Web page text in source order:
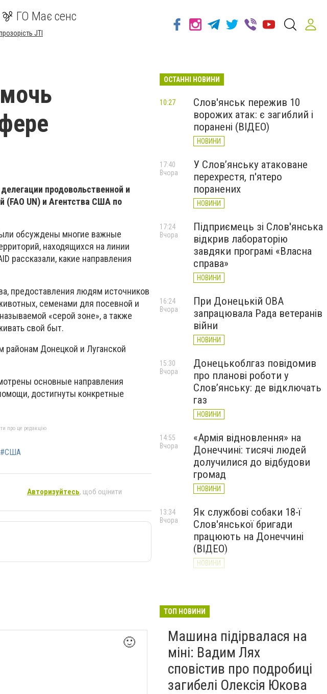
ГО Має сенс
JTI
продовольственной и
(FAO UN) и Агентства США по
обсуждены многие важные
находящихся на линии
рассказали, какие направления
предоставления людям источников
семенами для посевной и
«серой зоне», а также
свой быт.
районам Донецкой и Луганской
основные направления
достигнуты конкретные
про це редакцію
#США
Авторизуйтесь, щоб оцінити
🙂
ОСТАННІ НОВИНИ
Слов'янськ пережив 10
ворожих атак: є загиблий і
поранені (ВІДЕО)
НОВИНИ
10:27
У Слов’янську атаковане
перехрестя, п'ятеро
поранених
НОВИНИ
17:40
Вчора
Підприємець зі Слов'янська
відкрив лабораторію
завдяки програмі «Власна
справа»
НОВИНИ
17:24
Вчора
При Донецькій ОВА
запрацювала Рада ветеранів
війни
НОВИНИ
16:24
Вчора
Донецькоблгаз повідомив
про планові роботи у
Слов’янську: де відключать
газ
НОВИНИ
15:30
Вчора
«Армія відновлення» на
Донеччині: тисячі людей
долучилися до відбудови
громад
НОВИНИ
14:55
Вчора
Як службові собаки 18-ї
Слов'янської бригади
працюють на Донеччині
(ВІДЕО)
НОВИНИ
13:34
Вчора
та найближчих напрямках
ТОП НОВИНИ
Машина підірвалася на
міні: Вадим Лях
сповістив про подробиці
загибелі Олексія Юкова